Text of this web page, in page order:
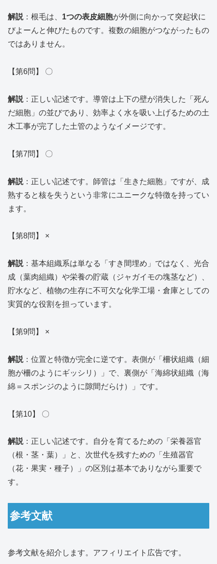
解説：根毛は、 1つの表皮細胞が外側に向かって突起状に
びよーんと伸びたものです。複数の細胞がつながったもの
ではありません。
【第6問】 〇
解説：正しい記述です。導管は上下の壁が消失した「死ん
だ細胞」の並びであり、効率よく水を吸い上げるための土
木工事が完了した土管のようなイメージです。
【第7問】 〇
解説：正しい記述です。師管は「生きた細胞」ですが、成
熟すると核を失うという非常にユニークな特徴を持ってい
ます。
【第8問】 ×
解説：基本組織系は単なる「すき間埋め」ではなく、光合
成（葉肉組織）や栄養の貯蔵（ジャガイモの塊茎など）、
貯水など、植物の生存に不可欠な化学工場・倉庫としての
実質的な役割を担っています。
【第9問】 ×
解説：位置と特徴が完全に逆です。表側が「柵状組織（細
胞が柵のようにギッシリ）」で、裏側が「海綿状組織（海
綿＝スポンジのように隙間だらけ）」です。
【第10】 〇
解説：正しい記述です。自分を育てるための「栄養器官
（根・茎・葉）」と、次世代を残すための「生殖器官
（花・果実・種子）」の区別は基本でありながら重要で
す。
参考文献
参考文献を紹介します。アフィリエイト広告です。